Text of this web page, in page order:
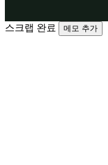
스크랩 완료 메모 추가